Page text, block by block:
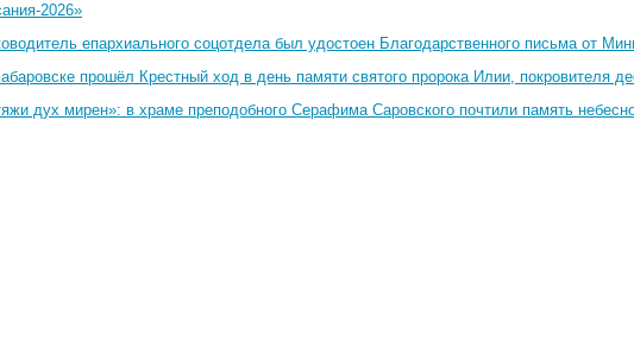
2026»
епархиального соцотдела был удостоен Благодарственного письма от
прошёл Крестный ход в день памяти святого пророка Илии, покровителя
дух мирен»: в храме преподобного Серафима Саровского почтили память